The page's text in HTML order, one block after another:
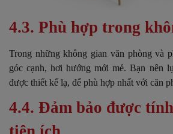
4.3. Phù hợp trong
Trong những không gian văn phòng và
góc cạnh, hơi hướng mới mẻ. Bạn nên
được thiết kế lạ, để phù hợp nhất với căn
4.4. Đảm bảo được